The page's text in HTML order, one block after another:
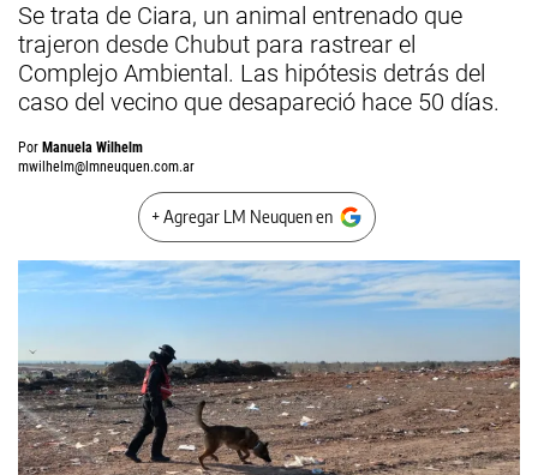
Se trata de Ciara, un animal entrenado que
trajeron desde Chubut para rastrear el
Complejo Ambiental. Las hipótesis detrás del
caso del vecino que desapareció hace 50 días.
Por Manuela Wilhelm
mwilhelm@lmneuquen.com.ar
+ Agregar LM Neuquen en